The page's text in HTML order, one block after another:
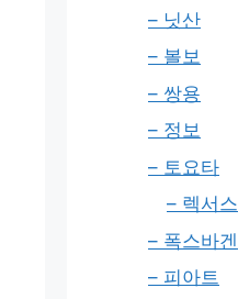
– 닛산
– 볼보
– 쌍용
– 정보
– 토요타
– 렉서스
– 폭스바겐
– 피아트